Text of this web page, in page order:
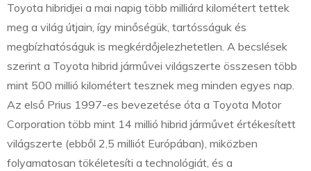
Toyota hibridjei a mai napig több milliárd kilométert tettek
meg a világ útjain, így minőségük, tartósságuk és
megbízhatóságuk is megkérdőjelezhetetlen. A becslések
szerint a Toyota hibrid járművei világszerte összesen több
mint 500 millió kilométert tesznek meg minden egyes nap.
Az első Prius 1997-es bevezetése óta a Toyota Motor
Corporation több mint 14 millió hibrid járművet értékesített
világszerte (ebből 2,5 milliót Európában), miközben
folyamatosan tökéletesíti a technológiát, és a